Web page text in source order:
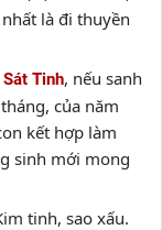
là đi thuyền
Tinh, nếu sanh
của năm
kết hợp làm
sinh mới mong
tinh, sao xấu.